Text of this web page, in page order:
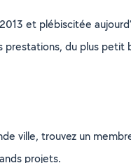
et plébiscitée
du plus petit
ville, trouvez un
projets.